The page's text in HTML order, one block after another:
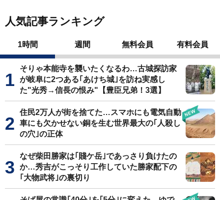
人気記事ランキング
1時間 週間 無料会員 有料会員
そりゃ本能寺を襲いたくなるわ…古城探訪家
が岐阜に2つある｢あけち城｣を訪ね実感し
た"光秀→信長の恨み"【豊臣兄弟！3選】
住民2万人が街を捨てた…スマホにも電気自動
車にも欠かせない銅を生む世界最大の｢人殺し
の穴｣の正体
なぜ柴田勝家は｢賤ケ岳｣であっさり負けたの
か…秀吉がこっそり工作していた勝家配下の
｢大物武将｣の裏切り